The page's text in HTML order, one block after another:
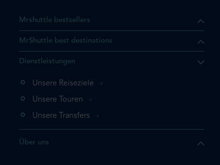
dass sich das Produkt, das
Warenkorb befindet.
einmal hinzufügen
ein weiteres Mal
Mrshuttle bestsellers
MrShuttle best destinations
Dienstleistungen
Unsere Reiseziele
Unsere Touren
Unsere Transfers
Über uns